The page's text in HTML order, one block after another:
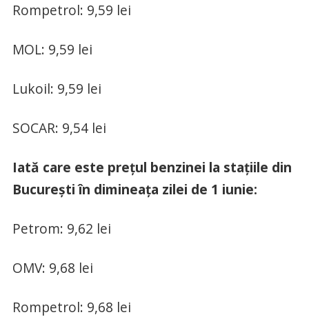
Rompetrol: 9,59 lei
MOL: 9,59 lei
Lukoil: 9,59 lei
SOCAR: 9,54 lei
Iată care este prețul benzinei la stațiile din
București în dimineața zilei de 1 iunie:
Petrom: 9,62 lei
OMV: 9,68 lei
Rompetrol: 9,68 lei